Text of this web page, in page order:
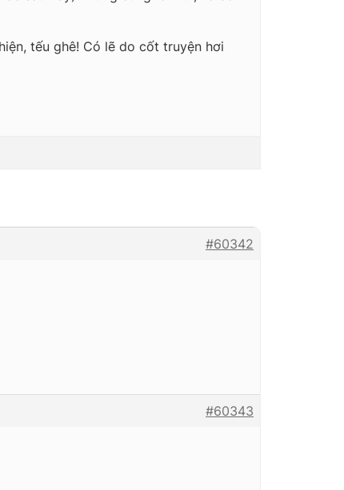
tếu ghê! Có lẽ do cốt truyện hơi
#60342
#60343